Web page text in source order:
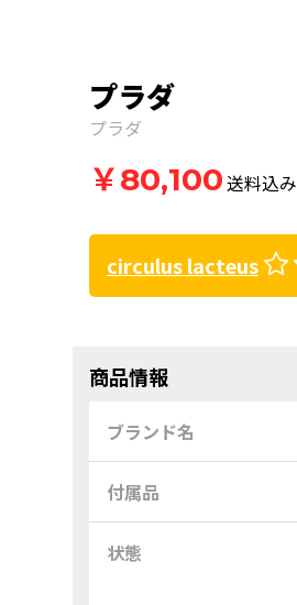
プラダ
プラダ
￥80,100 送料込み
circulus lacteus
商品情報
ブランド名
付属品
状態